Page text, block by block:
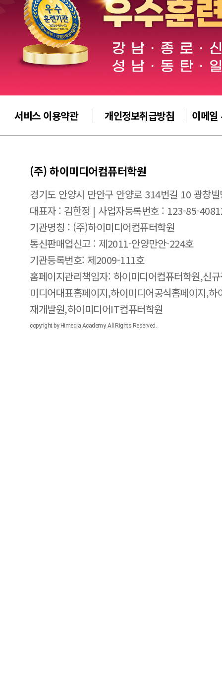
서비스 이용약관 개인정보취급방침 이메일
(주) 하이미디어컴퓨터학원
경기도 안양시 만안구 안양로 314번길 10 광창
대표자 : 김한정 | 사업자등록번호 : 123-85-
기관명칭 : (주)하이미디어컴퓨터학원
통신판매업신고 : 제2011-안양만안-224호
기관등록번호: 제2009-111호
홈페이지관리책임자: 하이미디어컴퓨터학원,신
미디어대표홈페이지,하이미디어공식홈페이지,
재개발원,하이미디어IT컴퓨터학원
copyright by Himedia Academy. All Rights Reserved.